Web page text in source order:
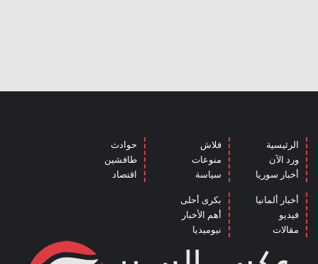
الرئيسية
ورد الآن
أخبار سوريا
فلاش
منوعات
سياسة
حوادث
طافشين
اقتصاد
أخبار ألمانيا
فيديو
مقالات
بكرى أحلى
أهم الأخبار
نيوميديا